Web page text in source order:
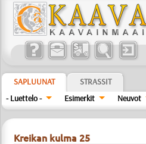
SAPLUUNAT
STRASSIT
- Luettelo -
Esimerkit Neuvot
Kreikan kulma 25